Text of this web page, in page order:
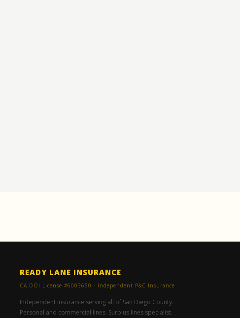
READY LANE INSURANCE
CA DOI License #6003650 · Independent P&C Insurance
Independent insurance serving all of San Diego County.
Personal and commercial lines. Surplus lines specialist.